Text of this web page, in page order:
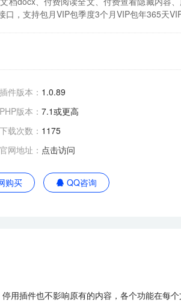
，支持包月VIP包季度3个月VIP包年365天
插件版本： 1.0.89
PHP版本： 7.1或更高
下载次数： 1175
官网地址： 点击访问
购买 QQ咨询
用插件也不影响原有的内容，各个功能在每